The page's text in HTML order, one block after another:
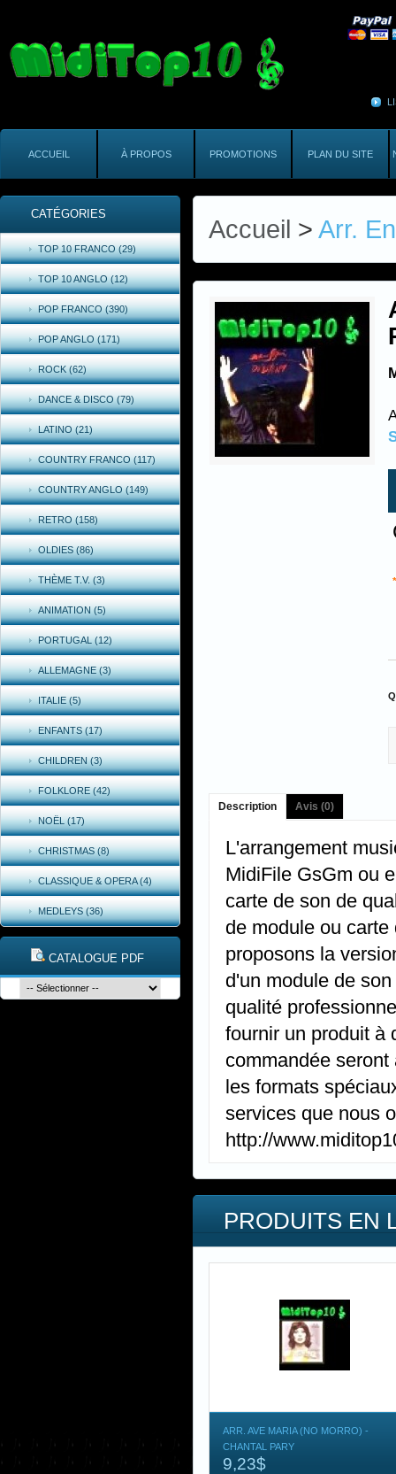
ACCUEIL À PROPOS PROMOTIONS PLAN DU SITE
CATÉGORIES
TOP 10 FRANCO (29)
TOP 10 ANGLO (12)
POP FRANCO (390)
POP ANGLO (171)
ROCK (62)
DANCE & DISCO (79)
LATINO (21)
COUNTRY FRANCO (117)
COUNTRY ANGLO (149)
RETRO (158)
OLDIES (86)
THÈME T.V. (3)
ANIMATION (5)
PORTUGAL (12)
ALLEMAGNE (3)
ITALIE (5)
ENFANTS (17)
CHILDREN (3)
FOLKLORE (42)
NOËL (17)
CHRISTMAS (8)
CLASSIQUE & OPERA (4)
MEDLEYS (36)
CATALOGUE PDF
Accueil > Arr.
*
Description Avis (0)
L'arrangement
MidiFile GsGm ou
carte de son de
de module ou
proposons la
d'un module de
qualité
fournir un produit à
commandée
les formats
services que nous
http://
PRODUITS EN
ARR. AVE MARIA (NO MORRO) -
CHANTAL PARY
9,23$